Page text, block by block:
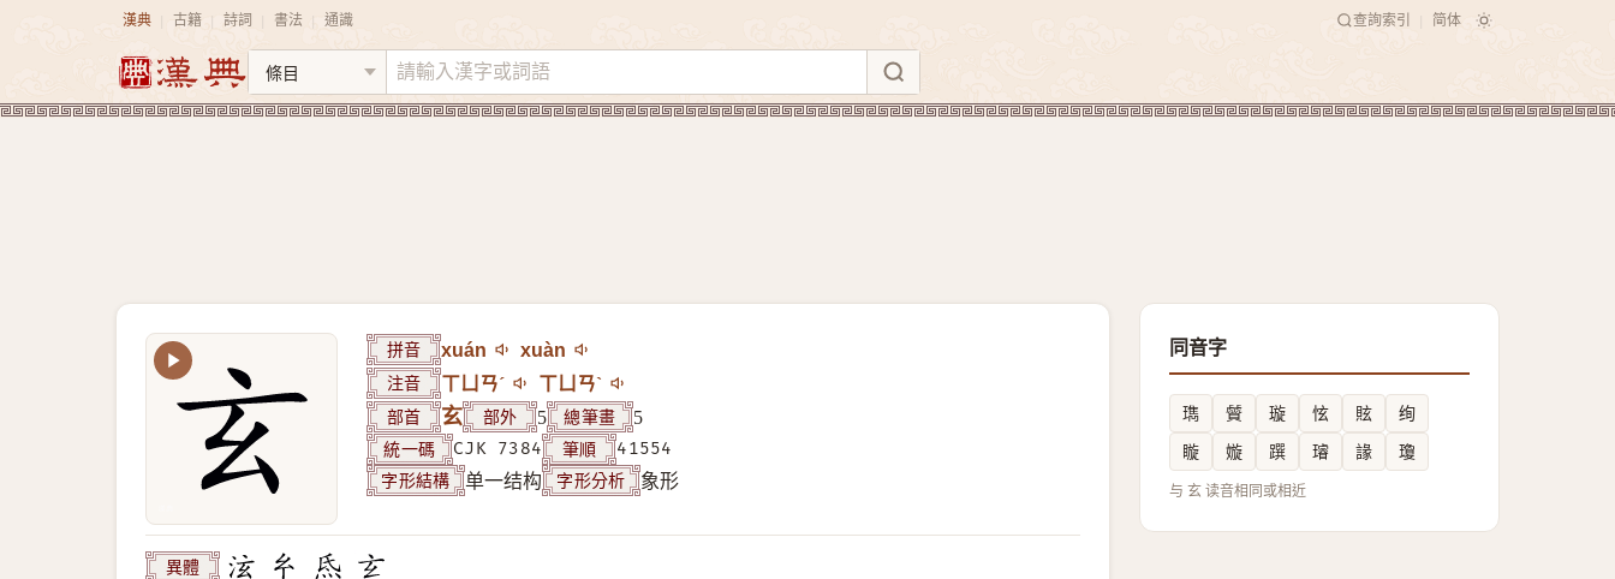
漢典 古籍 詩詞 書法 通識 查詢索引 简体
拼音 xuán xuàn
注音 ㄒㄩㄢˊ ㄒㄩㄢˋ
部首 玄 部外 5 總筆畫 5
統一碼 CJK 7384 筆順 41554
字形結構 单一结构 字形分析 象形
異體
同音字
㻽 贙 璇 怰 䝮
绚
䁢
嫙 䠣 璿 䛹 瓊
与 玄 读音相同或相近